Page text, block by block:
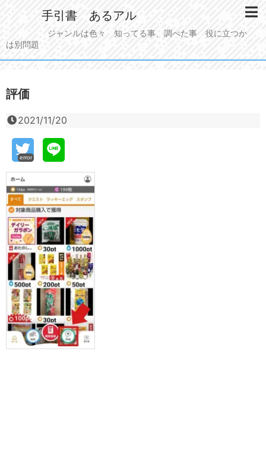
手引書 あるアル
ジャンルは色々 知ってる事、調べた事 役に立つか
は別問題
評価
2021/11/20
error